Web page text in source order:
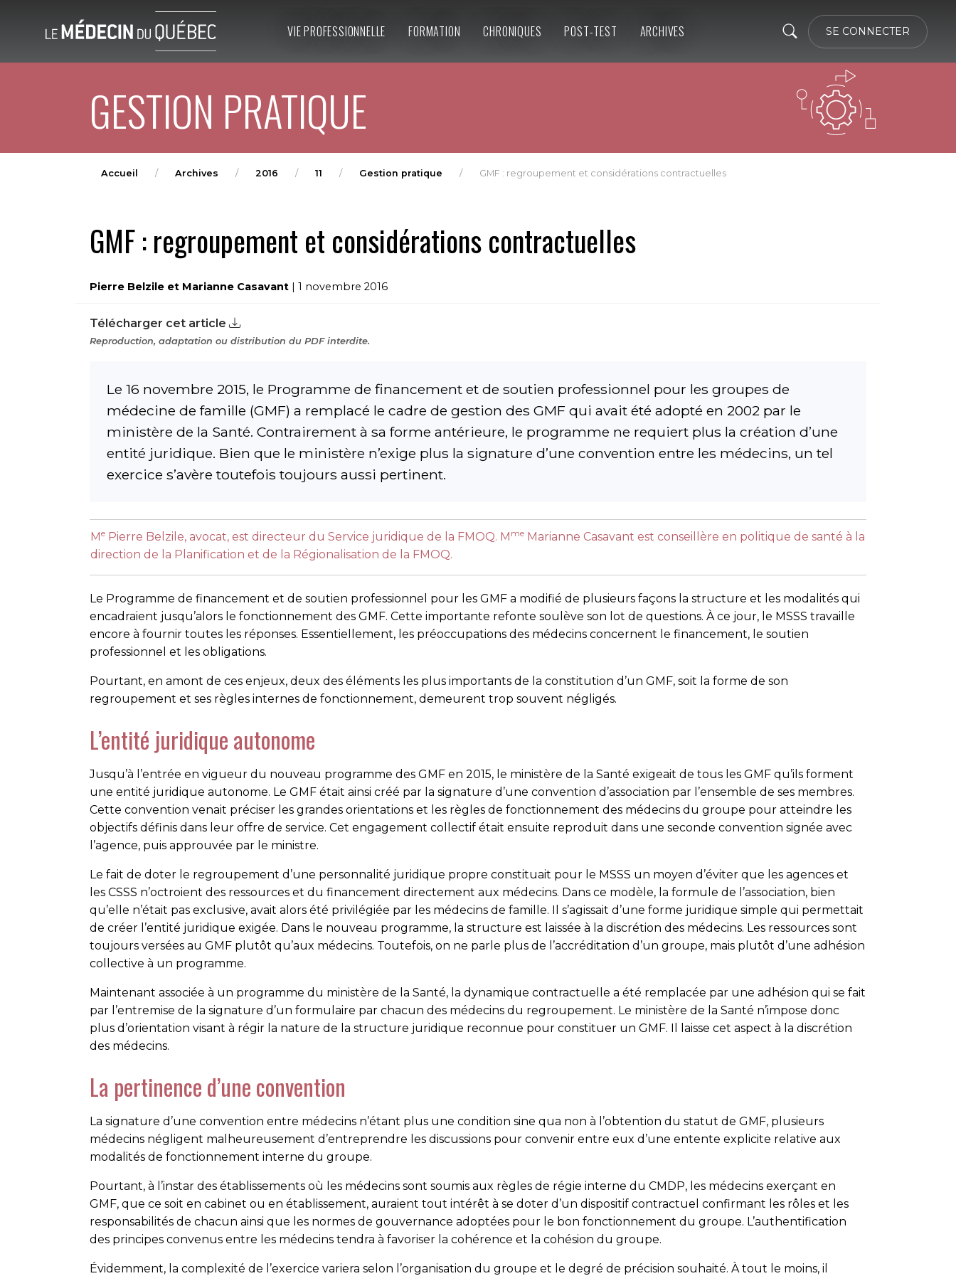
SE CONNECTER
VIE PROFESSIONNELLE FORMATION CHRONIQUES POST-TEST ARCHIVES
GESTION PRATIQUE
Accueil Archives 2016 11 Gestion pratique GMF : regroupement et considérations contractuelles
GMF : regroupement et considérations contractuelles
Pierre Belzile et Marianne Casavant | 1 novembre 2016
Télécharger cet article
Reproduction, adaptation ou distribution du PDF interdite.
Le 16 novembre 2015, le Programme de financement et de soutien professionnel pour les groupes de
médecine de famille (GMF) a remplacé le cadre de gestion des GMF qui avait été adopté en 2002 par le
ministère de la Santé. Contrairement à sa forme antérieure, le programme ne requiert plus la création d’une
entité juridique. Bien que le ministère n’exige plus la signature d’une convention entre les médecins, un tel
exercice s’avère toutefois toujours aussi pertinent.
Me Pierre Belzile, avocat, est directeur du Service juridique de la FMOQ. M me Marianne Casavant est conseillère en politique de santé à la
direction de la Planification et de la Régionalisation de la FMOQ.
Le Programme de financement et de soutien professionnel pour les GMF a modifié de plusieurs façons la structure et les modalités qui
encadraient jusqu’alors le fonctionnement des GMF. Cette importante refonte soulève son lot de questions. À ce jour, le MSSS travaille
encore à fournir toutes les réponses. Essentiellement, les préoccupations des médecins concernent le financement, le soutien
professionnel et les obligations.
Pourtant, en amont de ces enjeux, deux des éléments les plus importants de la constitution d’un GMF, soit la forme de son
regroupement et ses règles internes de fonctionnement, demeurent trop souvent négligés.
L’entité juridique autonome
Jusqu’à l’entrée en vigueur du nouveau programme des GMF en 2015, le ministère de la Santé exigeait de tous les GMF qu’ils forment
une entité juridique autonome. Le GMF était ainsi créé par la signature d’une convention d’association par l’ensemble de ses membres.
Cette convention venait préciser les grandes orientations et les règles de fonctionnement des médecins du groupe pour atteindre les
objectifs définis dans leur offre de service. Cet engagement collectif était ensuite reproduit dans une seconde convention signée avec
l’agence, puis approuvée par le ministre.
Le fait de doter le regroupement d’une personnalité juridique propre constituait pour le MSSS un moyen d’éviter que les agences et
les CSSS n’octroient des ressources et du financement directement aux médecins. Dans ce modèle, la formule de l’association, bien
qu’elle n’était pas exclusive, avait alors été privilégiée par les médecins de famille. Il s’agissait d’une forme juridique simple qui permettait
de créer l’entité juridique exigée. Dans le nouveau programme, la structure est laissée à la discrétion des médecins. Les ressources sont
toujours versées au GMF plutôt qu’aux médecins. Toutefois, on ne parle plus de l’accréditation d’un groupe, mais plutôt d’une adhésion
collective à un programme.
Maintenant associée à un programme du ministère de la Santé, la dynamique contractuelle a été remplacée par une adhésion qui se fait
par l’entremise de la signature d’un formulaire par chacun des médecins du regroupement. Le ministère de la Santé n’impose donc
plus d’orientation visant à régir la nature de la structure juridique reconnue pour constituer un GMF. Il laisse cet aspect à la discrétion
des médecins.
La pertinence d’une convention
La signature d’une convention entre médecins n’étant plus une condition sine qua non à l’obtention du statut de GMF, plusieurs
médecins négligent malheureusement d’entreprendre les discussions pour convenir entre eux d’une entente explicite relative aux
modalités de fonctionnement interne du groupe.
Pourtant, à l’instar des établissements où les médecins sont soumis aux règles de régie interne du CMDP, les médecins exerçant en
GMF, que ce soit en cabinet ou en établissement, auraient tout intérêt à se doter d’un dispositif contractuel confirmant les rôles et les
responsabilités de chacun ainsi que les normes de gouvernance adoptées pour le bon fonctionnement du groupe. L’authentification
des principes convenus entre les médecins tendra à favoriser la cohérence et la cohésion du groupe.
Évidemment, la complexité de l’exercice variera selon l’organisation du groupe et le degré de précision souhaité. À tout le moins, il